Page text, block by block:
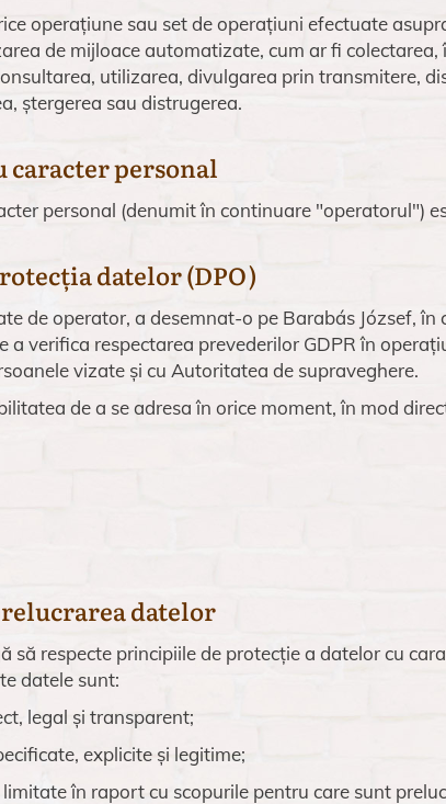
operațiune sau set de operațiuni efectuate
de mijloace automatizate, cum ar fi
utilizarea, divulgarea prin transmitere,
ștergerea sau distrugerea.
caracter personal
personal (denumit în continuare "operatorul")
datelor (DPO)
de operator, a desemnat-o pe Barabás József,
a verifica respectarea prevederilor GDPR în
vizate și cu Autoritatea de supraveghere.
de a se adresa în orice moment, în mod
datelor
să respecte principiile de protecție a datelor cu
datele sunt:
legal și transparent;
explicite și legitime;
în raport cu scopurile pentru care sunt